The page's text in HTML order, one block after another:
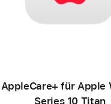
AppleCare+ für Apple
Series 10 Titan